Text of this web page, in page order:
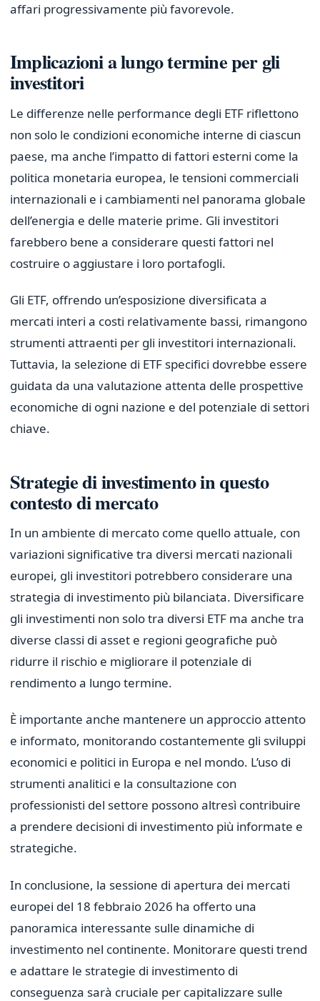
affari progressivamente più favorevole.
Implicazioni a lungo termine per gli
investitori
Le differenze nelle performance degli ETF riflettono
non solo le condizioni economiche interne di ciascun
paese, ma anche l’impatto di fattori esterni come la
politica monetaria europea, le tensioni commerciali
internazionali e i cambiamenti nel panorama globale
dell’energia e delle materie prime. Gli investitori
farebbero bene a considerare questi fattori nel
costruire o aggiustare i loro portafogli.
Gli ETF, offrendo un’esposizione diversificata a
mercati interi a costi relativamente bassi, rimangono
strumenti attraenti per gli investitori internazionali.
Tuttavia, la selezione di ETF specifici dovrebbe essere
guidata da una valutazione attenta delle prospettive
economiche di ogni nazione e del potenziale di settori
chiave.
Strategie di investimento in questo
contesto di mercato
In un ambiente di mercato come quello attuale, con
variazioni significative tra diversi mercati nazionali
europei, gli investitori potrebbero considerare una
strategia di investimento più bilanciata. Diversificare
gli investimenti non solo tra diversi ETF ma anche tra
diverse classi di asset e regioni geografiche può
ridurre il rischio e migliorare il potenziale di
rendimento a lungo termine.
È importante anche mantenere un approccio attento
e informato, monitorando costantemente gli sviluppi
economici e politici in Europa e nel mondo. L’uso di
strumenti analitici e la consultazione con
professionisti del settore possono altresì contribuire
a prendere decisioni di investimento più informate e
strategiche.
In conclusione, la sessione di apertura dei mercati
europei del 18 febbraio 2026 ha offerto una
panoramica interessante sulle dinamiche di
investimento nel continente. Monitorare questi trend
e adattare le strategie di investimento di
conseguenza sarà cruciale per capitalizzare sulle